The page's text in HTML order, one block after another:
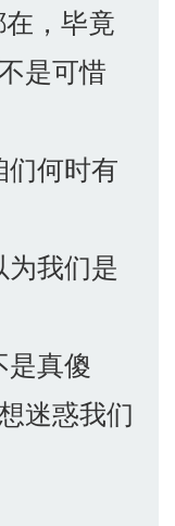
，毕竟
是可惜
何时有
我们是
真傻
迷惑我们